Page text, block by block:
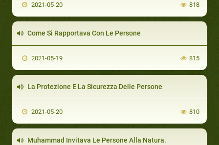
2021-05-20 818
Come Si Rapportava Con Le Persone
2021-05-19 815
La Protezione E La Sicurezza Delle Persone
2021-05-20 810
Muhammad Invitava Le Persone Alla Natura.